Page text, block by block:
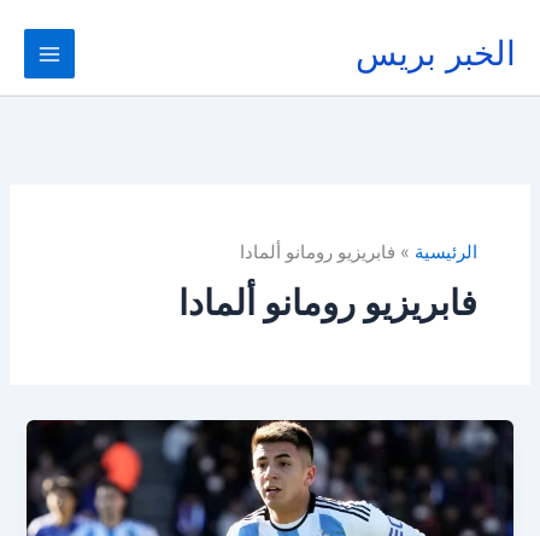
المحتوى
الخبر بريس
الرئيسية فابريزيو رومانو ألمادا
فابريزيو رومانو ألمادا